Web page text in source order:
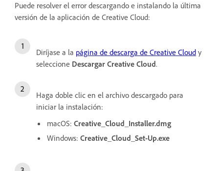
Puede resolver el error descargando e instalando la última
versión de la aplicación de Creative Cloud:
Diríjase a la página de descarga de Creative Cloud y
seleccione Descargar Creative Cloud.
Haga doble clic en el archivo descargado para
iniciar la instalación:
macOS: Creative_Cloud_Installer.dmg
Windows: Creative_Cloud_Set-Up.exe